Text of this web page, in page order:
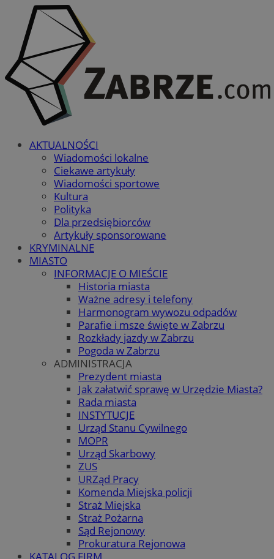
AKTUALNOŚCI
Wiadomości lokalne
Ciekawe artykuły
Wiadomości sportowe
Kultura
Polityka
Dla przedsiębiorców
Artykuły sponsorowane
KRYMINALNE
MIASTO
INFORMACJE O MIEŚCIE
Historia miasta
Ważne adresy i telefony
Harmonogram wywozu odpadów
Parafie i msze święte w Zabrzu
Rozkłady jazdy w Zabrzu
Pogoda w Zabrzu
ADMINISTRACJA
Prezydent miasta
Jak załatwić sprawę w Urzędzie Miasta?
Rada miasta
INSTYTUCJE
Urząd Stanu Cywilnego
MOPR
Urząd Skarbowy
ZUS
URZąd Pracy
Komenda Miejska policji
Straż Miejska
Straż Pożarna
Sąd Rejonowy
Prokuratura Rejonowa